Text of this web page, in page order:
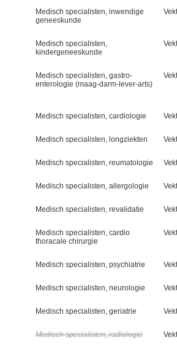
Medisch specialisten, inwendige
geneeskunde
Medisch specialisten,
kindergeneeskunde
Medisch specialisten, gastro-
enterologie (maag-darm-lever-arts)
Medisch specialisten, cardiologie
Medisch specialisten, longziekten
Medisch specialisten, reumatologie
Medisch specialisten, allergologie
Medisch specialisten, revalidatie
Medisch specialisten, cardio
thoracale chirurgie
Medisch specialisten, psychiatrie
Medisch specialisten, neurologie
Medisch specialisten, geriatrie
Medisch specialisten, radiologie